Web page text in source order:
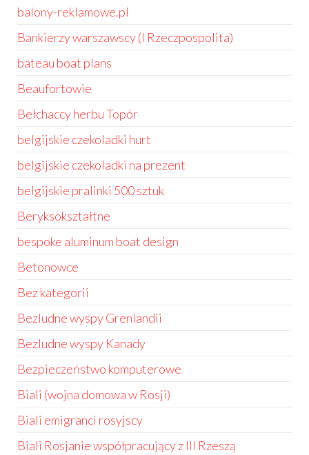
balony-reklamowe.pl
Bankierzy warszawscy (I Rzeczpospolita)
bateau boat plans
Beaufortowie
Bełchaccy herbu Topór
belgijskie czekoladki hurt
belgijskie czekoladki na prezent
belgijskie pralinki 500 sztuk
Beryksokształtne
bespoke aluminum boat design
Betonowce
Bez kategorii
Bezludne wyspy Grenlandii
Bezludne wyspy Kanady
Bezpieczeństwo komputerowe
Biali (wojna domowa w Rosji)
Biali emigranci rosyjscy
Biali Rosjanie współpracujący z III Rzeszą